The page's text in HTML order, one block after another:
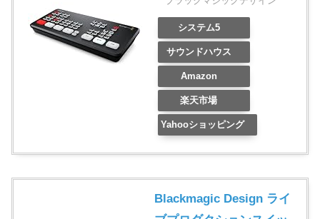
システム5
サウンドハウス
Amazon
楽天市場
Yahooショッピング
Blackmagic Design ライ